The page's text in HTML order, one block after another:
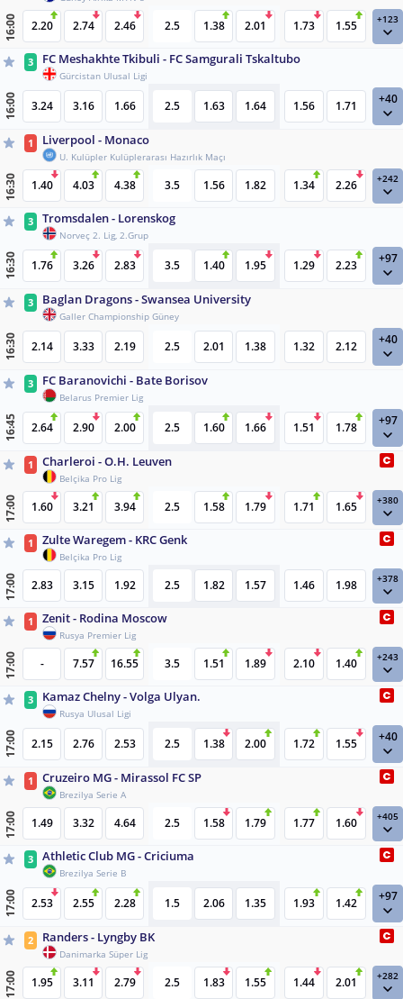
16:00 2.20 2.74 2.46 2.5 1.38 2.01 1.73 1.55 +123
3 FC Meshakhte Tkibuli - FC Samgurali Tskaltubo
Gürcistan Ulusal Ligi
16:00 3.24 3.16 1.66 2.5 1.63 1.64 1.56 1.71 +40
1 Liverpool - Monaco
U. Kulüpler Kulüplerarası Hazırlık Maçı
16:30 1.40 4.03 4.38 3.5 1.56 1.82 1.34 2.26 +242
3 Tromsdalen - Lorenskog
Norveç 2. Lig, 2.Grup
16:30 1.76 3.26 2.83 3.5 1.40 1.95 1.29 2.23 +97
3 Baglan Dragons - Swansea University
Galler Championship Güney
16:30 2.14 3.33 2.19 2.5 2.01 1.38 1.32 2.12 +40
3 FC Baranovichi - Bate Borisov
Belarus Premier Lig
16:45 2.64 2.90 2.00 2.5 1.60 1.66 1.51 1.78 +97
1 Charleroi - O.H. Leuven
Belçika Pro Lig
17:00 1.60 3.21 3.94 2.5 1.58 1.79 1.71 1.65 +380
1 Zulte Waregem - KRC Genk
Belçika Pro Lig
17:00 2.83 3.15 1.92 2.5 1.82 1.57 1.46 1.98 +378
1 Zenit - Rodina Moscow
Rusya Premier Lig
17:00 - 7.57 16.55 3.5 1.51 1.89 2.10 1.40 +243
3 Kamaz Chelny - Volga Ulyan.
Rusya Ulusal Ligi
17:00 2.15 2.76 2.53 2.5 1.38 2.00 1.72 1.55 +40
1 Cruzeiro MG - Mirassol FC SP
Brezilya Serie A
17:00 1.49 3.32 4.64 2.5 1.58 1.79 1.77 1.60 +405
3 Athletic Club MG - Criciuma
Brezilya Serie B
17:00 2.53 2.55 2.28 1.5 2.06 1.35 1.93 1.42 +97
2 Randers - Lyngby BK
Danimarka Süper Lig
17:00 1.95 3.11 2.79 2.5 1.83 1.55 1.44 2.01 +282